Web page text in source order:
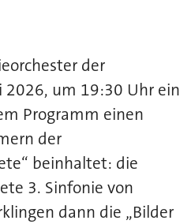
der
2026, um 19:30 Uhr ein
Programm einen
der
beinhaltet: die
3. Sinfonie von
dann die „Bilder